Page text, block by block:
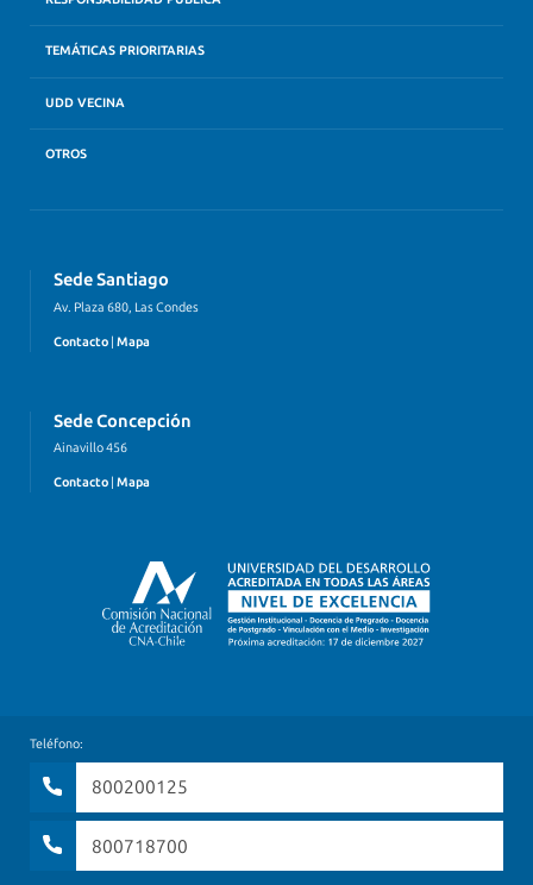
TEMÁTICAS PRIORITARIAS
UDD VECINA
OTROS
Sede Santiago
Av. Plaza 680, Las Condes
Contacto | Mapa
Sede Concepción
Ainavillo 456
Contacto Mapa
Teléfono:
800200125
800718700